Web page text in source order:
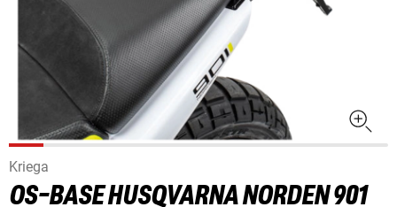
Kriega
OS-BASE HUSQVARNA NORDEN 901